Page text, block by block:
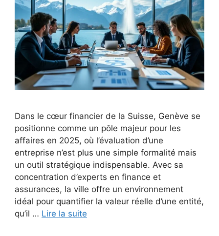
Dans le cœur financier de la Suisse, Genève se
positionne comme un pôle majeur pour les
affaires en 2025, où l’évaluation d’une
entreprise n’est plus une simple formalité mais
un outil stratégique indispensable. Avec sa
concentration d’experts en finance et
assurances, la ville offre un environnement
idéal pour quantifier la valeur réelle d’une entité,
qu’il … Lire la suite